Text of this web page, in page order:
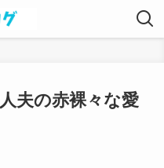
夫の赤裸々な愛